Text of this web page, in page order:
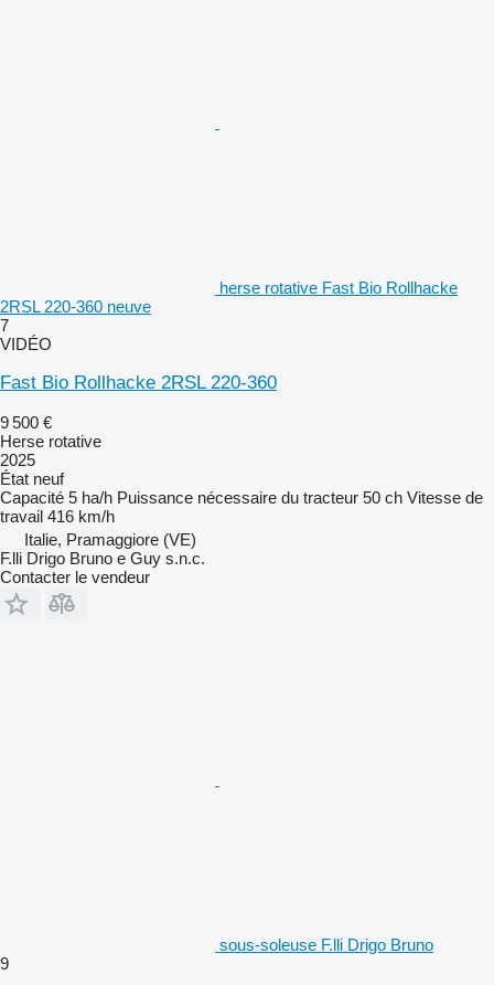
herse rotative Fast Bio Rollhacke
2RSL 220-360 neuve
7
VIDÉO
Fast Bio Rollhacke 2RSL 220-360
9 500 €
Herse rotative
2025
État neuf
Capacité 5 ha/h Puissance nécessaire du tracteur 50 ch Vitesse de
travail 416 km/h
Italie, Pramaggiore (VE)
F.lli Drigo Bruno e Guy s.n.c.
Contacter le vendeur
sous-soleuse F.lli Drigo Bruno
9